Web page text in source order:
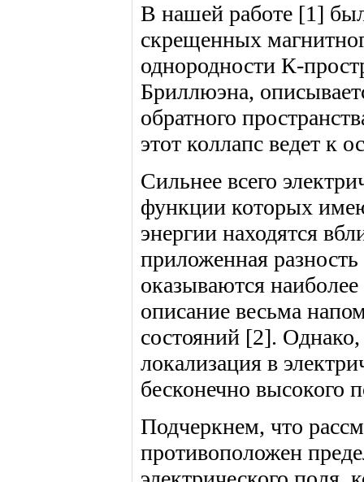
В нашей работе [1]
скрещенных
однородности К-
Бриллюэна,
обратного
этот коллапс ведет к
Сильнее всего
функции которых
энергии находятся
приложенная
оказываются
описание весьма
состояний [2].
локализация в
бесконечно высокого
Подчеркнем, что
противоположен